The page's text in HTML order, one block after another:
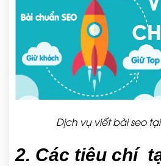
Dịch vụ viết bài seo tại
2. Các tiêu chí